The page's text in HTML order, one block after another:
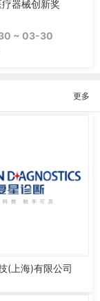
器械创新奖
~ 03-30
更多
(上海)有限公司